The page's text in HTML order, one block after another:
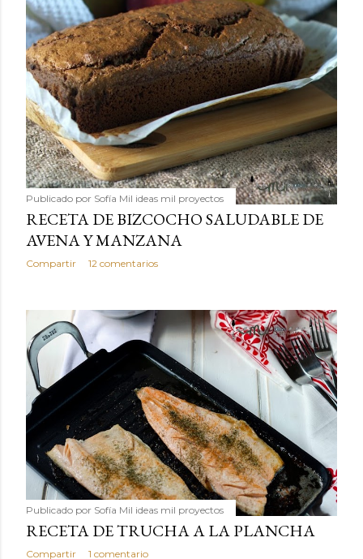
Publicado por Sofía Mil ideas mil proyectos
RECETA DE BIZCOCHO SALUDABLE DE
AVENA Y MANZANA
Compartir 12 comentarios
Publicado por Sofía Mil ideas mil proyectos
RECETA DE TRUCHA A LA PLANCHA
Compartir 1 comentario